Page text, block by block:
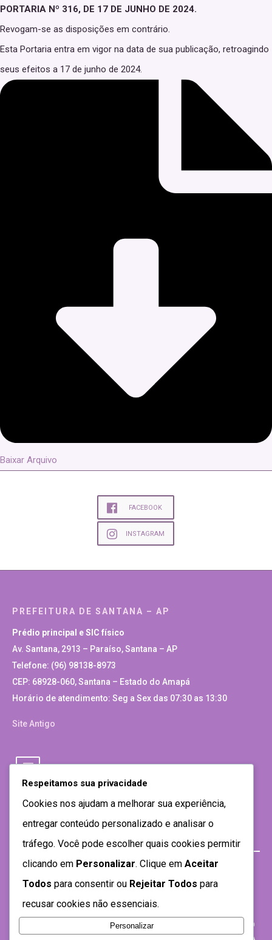
PORTARIA Nº 316, DE 17 DE JUNHO DE 2024.
Revogam-se as disposições em contrário.
Esta Portaria entra em vigor na data de sua publicação, retroagindo
seus efeitos a 17 de junho de 2024.
Baixar Arquivo
FACEBOOK
INSTAGRAM
PREFEITURA DE SANTANA – AP
Prédio principal e SIC físico
Av. Santana, 2913 – Paraíso, Santana – AP
Telefone: (96) 98138-8973
CEP: 68928-060, Santana – Estado do Amapá
Horário de atendimento: Seg a Sex das 07:30 as 13:30
Site Antigo
Respeitamos sua privacidade
Cookies nos ajudam a melhorar sua experiência,
entregar conteúdo personalizado e analisar o
tráfego. Você pode escolher quais cookies permitir
clicando em Personalizar. Clique em Aceitar
Todos para consentir ou Rejeitar Todos para
recusar cookies não essenciais.
Personalizar